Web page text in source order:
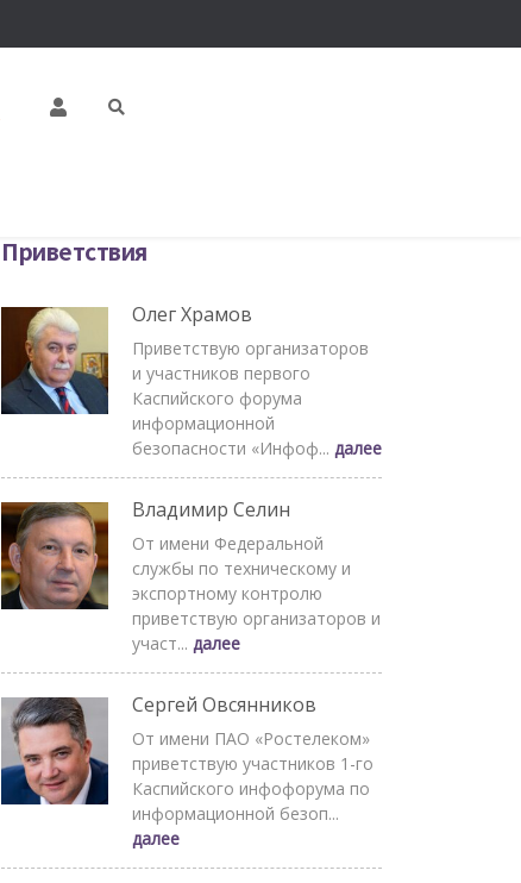
Приветствия
Олег Храмов
Приветствую организаторов
и участников первого
Каспийского форума
информационной
безопасности «Инфоф... далее
Владимир Селин
От имени Федеральной
службы по техническому и
экспортному контролю
приветствую организаторов и
участ... далее
Сергей Овсянников
От имени ПАО «Ростелеком»
приветствую участников 1-го
Каспийского инфофорума по
информационной безоп...
далее